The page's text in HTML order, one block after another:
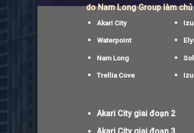
do Nam Long Group làm
Akari City
Waterpoint
Nam Long
Trellia Cove
Akari City giai đoạn 2